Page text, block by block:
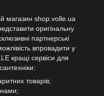
магазин shop.volle.ua
оригінальну
партнерські
впровадити у
кращі сервіси для
товарів;